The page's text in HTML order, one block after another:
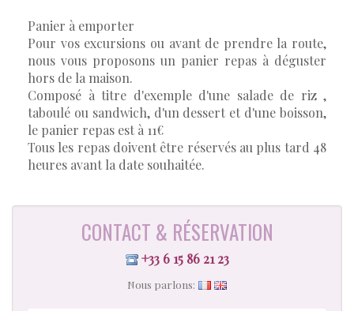
Panier à emporter
Pour vos excursions ou avant de prendre la route,
nous vous proposons un panier repas à déguster
hors de la maison.
Composé à titre d'exemple d'une salade de riz ,
taboulé ou sandwich, d'un dessert et d'une boisson,
le panier repas est à 11€
Tous les repas doivent être réservés au plus tard 48
heures avant la date souhaitée.
CONTACT & RÉSERVATION
+33 6 15 86 21 23
Nous parlons: